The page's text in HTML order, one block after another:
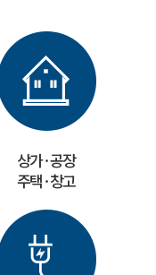
상가 · 공장
주택 · 창고